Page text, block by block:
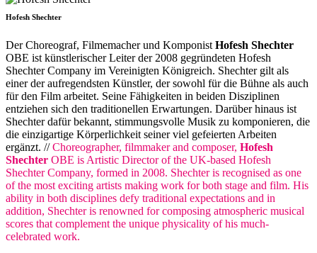
Hofesh Shechter
Der Choreograf, Filmemacher und Komponist Hofesh Shechter
OBE ist künstlerischer Leiter der 2008 gegründeten Hofesh
Shechter Company im Vereinigten Königreich. Shechter gilt als
einer der aufregendsten Künstler, der sowohl für die Bühne als auch
für den Film arbeitet. Seine Fähigkeiten in beiden Disziplinen
entziehen sich den traditionellen Erwartungen. Darüber hinaus ist
Shechter dafür bekannt, stimmungsvolle Musik zu komponieren, die
die einzigartige Körperlichkeit seiner viel gefeierten Arbeiten
ergänzt. //Choreographer, filmmaker and composer, Hofesh
Shechter OBE is Artistic Director of the UK-based Hofesh
Shechter Company, formed in 2008. Shechter is recognised as one
of the most exciting artists making work for both stage and film. His
ability in both disciplines defy traditional expectations and in
addition, Shechter is renowned for composing atmospheric musical
scores that complement the unique physicality of his much-
celebrated work.